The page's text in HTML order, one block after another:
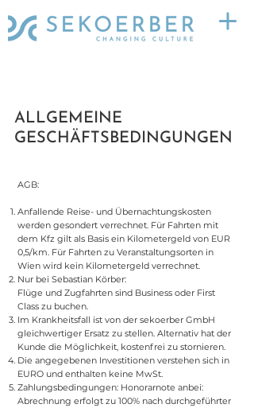
ALLGEMEINE
GESCHÄFTSBEDINGUNGEN
AGB:
Anfallende Reise- und Übernachtungskosten
werden gesondert verrechnet. Für Fahrten mit
dem Kfz gilt als Basis ein Kilometergeld von EUR
0,5/km. Für Fahrten zu Veranstaltungsorten in
Wien wird kein Kilometergeld verrechnet.
Nur bei Sebastian Körber:
Flüge und Zugfahrten sind Business oder First
Class zu buchen.
Im Krankheitsfall ist von der sekoerber GmbH
gleichwertiger Ersatz zu stellen. Alternativ hat der
Kunde die Möglichkeit, kostenfrei zu stornieren.
Die angegebenen Investitionen verstehen sich in
EURO und enthalten keine MwSt.
Zahlungsbedingungen: Honorarnote anbei:
Abrechnung erfolgt zu 100% nach durchgeführter